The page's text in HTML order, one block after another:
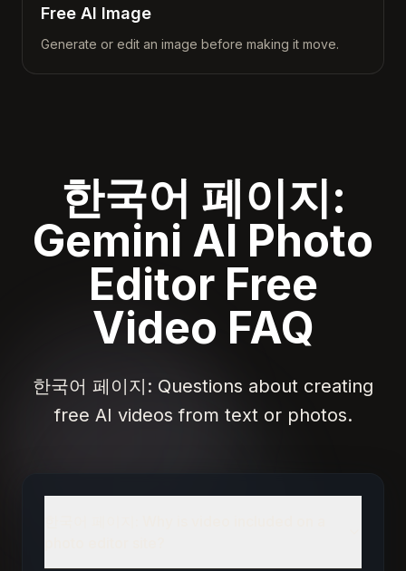
Free AI Image
Generate or edit an image before making it move.
한국어 페이지:
Gemini AI Photo
Editor Free
Video FAQ
한국어 페이지: Questions about creating
free AI videos from text or photos.